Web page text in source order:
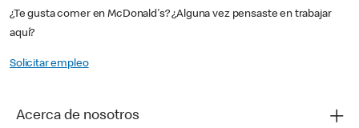
¿Te gusta comer en McDonald's? ¿Alguna vez pensaste en trabajar
aquí?
Solicitar empleo
Acerca de nosotros